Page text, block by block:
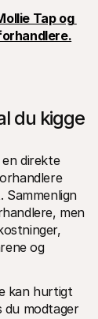
Tap og
du kigge
direkte
Sammenlign
men
og
kan hurtigt
du modtager